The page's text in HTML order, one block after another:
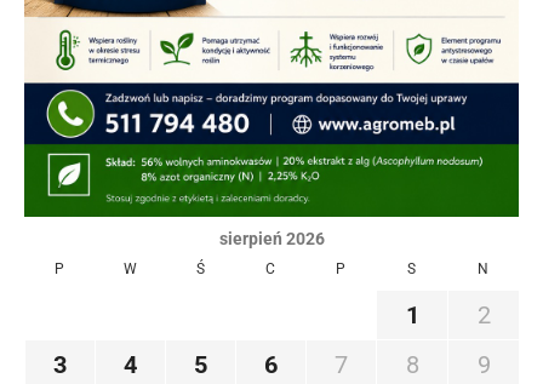
sierpień 2026
P W Ś C P S N
1
2
3
4 5 6 7 8
9